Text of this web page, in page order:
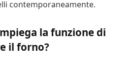
contemporaneamente.
la funzione di
il forno?